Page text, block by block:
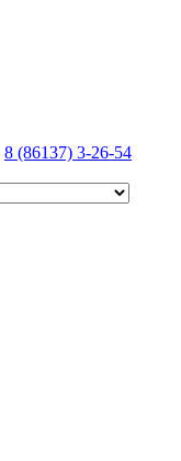
8 (86137) 3-26-54